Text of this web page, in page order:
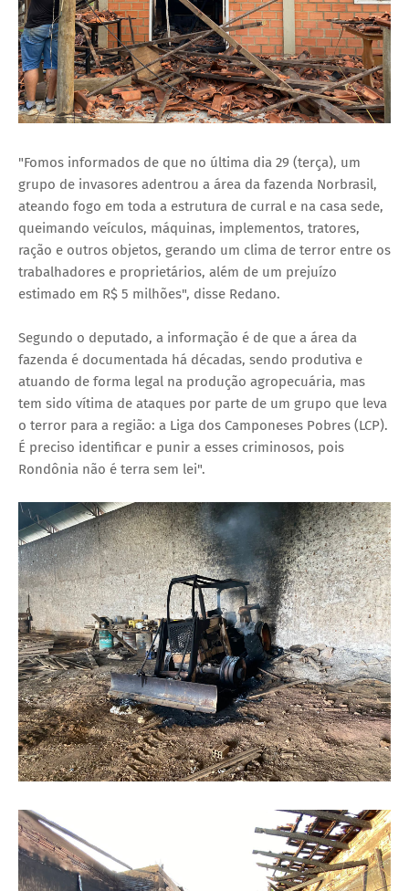
"Fomos informados de que no última dia 29 (terça), um
grupo de invasores adentrou a área da fazenda Norbrasil,
ateando fogo em toda a estrutura de curral e na casa sede,
queimando veículos, máquinas, implementos, tratores,
ração e outros objetos, gerando um clima de terror entre os
trabalhadores e proprietários, além de um prejuízo
estimado em R$ 5 milhões", disse Redano.
Segundo o deputado, a informação é de que a área da
fazenda é documentada há décadas, sendo produtiva e
atuando de forma legal na produção agropecuária, mas
tem sido vítima de ataques por parte de um grupo que leva
o terror para a região: a Liga dos Camponeses Pobres (LCP).
É preciso identificar e punir a esses criminosos, pois
Rondônia não é terra sem lei".